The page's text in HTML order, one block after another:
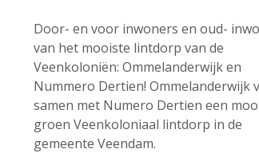
Door- en voor inwoners en oud-
van het mooiste lintdorp van de
Veenkoloniën: Ommelanderwijk en
Nummero Dertien! Ommelanderwijk
samen met Numero Dertien een
groen Veenkoloniaal lintdorp in de
gemeente Veendam.